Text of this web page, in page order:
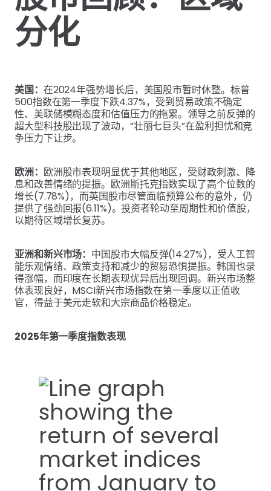
分化
美国： 在2024年强势增长后，美国股市暂时休整。标普
500指数在第一季度下跌4.37%，受到贸易政策不确定
性、美联储模糊态度和估值压力的拖累。领导之前反弹的
超大型科技股出现了波动，”壮丽七巨头”在盈利担忧和竞
争压力下让步。
欧洲： 欧洲股市表现明显优于其他地区，受财政刺激、降
息和改善情绪的提振。欧洲斯托克指数实现了高个位数的
增长(7.78%)，而英国股市尽管面临预算公布的意外，仍
提供了强劲回报(6.11%)。投资者轮动至周期性和价值股，
以期待区域增长复苏。
亚洲和新兴市场： 中国股市大幅反弹(14.27%)，受人工智
能乐观情绪、政策支持和减少的贸易恐惧提振。韩国也录
得涨幅，而印度在长期表现优异后出现回调。新兴市场整
体表现良好，MSCI新兴市场指数在第一季度以正值收
官，得益于美元走软和大宗商品价格稳定。
2025年第一季度指数表现